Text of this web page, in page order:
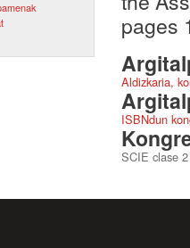
pages
Aldizkaria,
ISBNdun
SCIE clase 2